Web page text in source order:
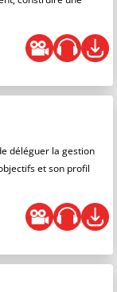
déléguer la gestion
et son profil